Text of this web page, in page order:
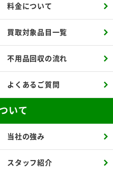
料金について
買取対象品目一覧
不用品回収の流れ
よくあるご質問
いて
当社の強み
スタッフ紹介